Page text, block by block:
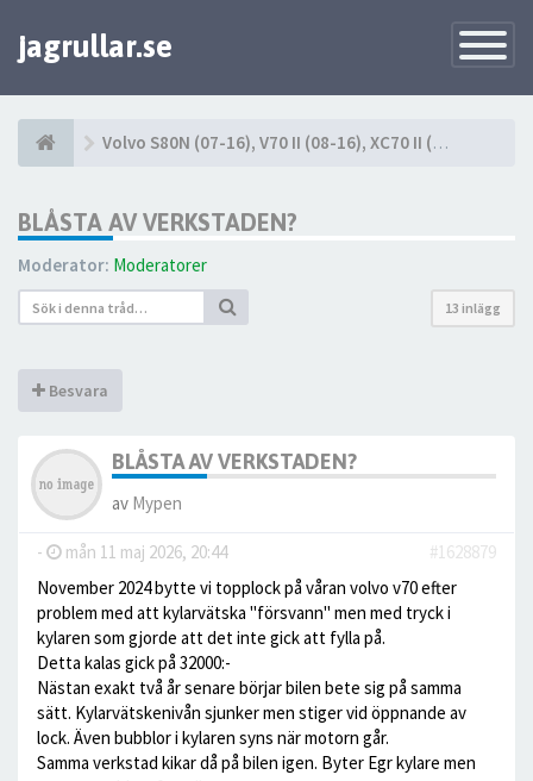
Toggle
jagrullar.se
Volvo S80N (07-16), V70 II (08-16), XC70 II (08-16)
BLÅSTA AV VERKSTADEN?
Moderator: Moderatorer
13 inlägg
Besvara
BLÅSTA AV VERKSTADEN?
av Mypen
- mån 11 maj 2026, 20:44
#1628879
November 2024 bytte vi topplock på våran volvo v70 efter
problem med att kylarvätska "försvann" men med tryck i
kylaren som gjorde att det inte gick att fylla på.
Detta kalas gick på 32000:-
Nästan exakt två år senare börjar bilen bete sig på samma
sätt. Kylarvätskenivån sjunker men stiger vid öppnande av
lock. Även bubblor i kylaren syns när motorn går.
Samma verkstad kikar då på bilen igen. Byter Egr kylare men